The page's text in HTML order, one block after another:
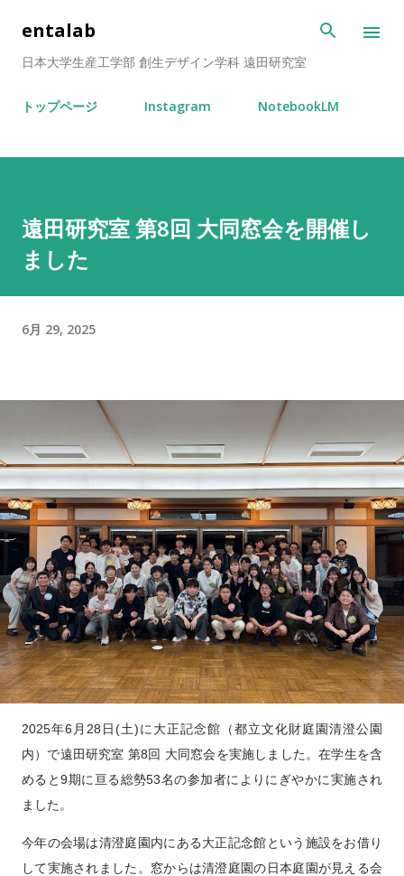
entalab
日本大学生産工学部 創生デザイン学科 遠田研究室
トップページ Instagram NotebookLM
遠田研究室 第8回 大同窓会を開催し
ました
6月 29, 2025
2025年6月28日(土)に大正記念館（都立文化財庭園清澄公園
内）で遠田研究室 第8回 大同窓会を実施しました。在学生を含
めると9期に亘る総勢53名の参加者によりにぎやかに実施され
ました。
今年の会場は清澄庭園内にある大正記念館という施設をお借り
して実施されました。窓からは清澄庭園の日本庭園が見える会